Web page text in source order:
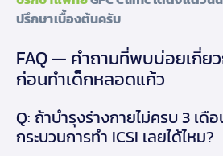
ปรึกษาเบื้องต้นครับ
FAQ — คำถามที่พบบ่อยเกี่ย
ก่อนทำเด็กหลอดแก้ว
Q: ถ้าบำรุงร่างกายไม่ครบ 3 เดื
กระบวนการทำ ICSI เลยได้ไหม?